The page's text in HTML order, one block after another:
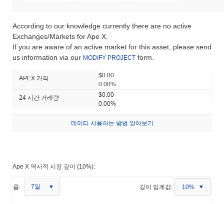
According to our knowledge currently there are no active
Exchanges/Markets for Ape X.
If you are aware of an active market for this asset, please send
us information via our MODIFY PROJECT form.
APEX 가격
$0.00
0.00%
24 시간 거래량
$0.00
0.00%
데이터 사용하는 방법 알아보기
Ape X 역사적 시장 깊이 (10%):
줌: 7일 깊이 임계값: 10%